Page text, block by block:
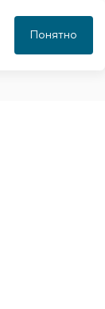
Понятно